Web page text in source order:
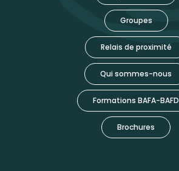
Groupes
Relais de proximité
Qui sommes-nous
Formations BAFA-BAFD
Brochures